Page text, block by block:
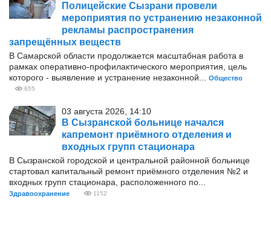
Полицейские Сызрани провели
мероприятия по устранению незаконной
рекламы распространения
запрещённых веществ
В Самарской области продолжается масштабная работа в
рамках оперативно‑профилактического мероприятия, цель
которого - выявление и устранение незаконной...
Общество
655
03 августа 2026, 14:10
В Сызранской больнице начался
капремонт приёмного отделения и
входных групп стационара
В Сызранской городской и центральной районной больнице
стартовал капитальный ремонт приёмного отделения №2 и
входных групп стационара, расположенного по...
Здравоохранение 1152